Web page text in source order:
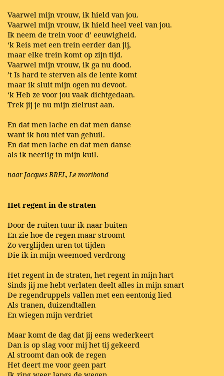
Vaarwel mijn vrouw, ik hield van jou.
Vaarwel mijn vrouw, ik hield heel veel van jou.
Ik neem de trein voor d’ eeuwigheid.
‘k Reis met een trein eerder dan jij,
maar elke trein komt op zijn tijd.
Vaarwel mijn vrouw, ik ga nu dood.
’t Is hard te sterven als de lente komt
maar ik sluit mijn ogen nu devoot.
‘k Heb ze voor jou vaak dichtgedaan.
Trek jij je nu mijn zielrust aan.
En dat men lache en dat men danse
want ik hou niet van gehuil.
En dat men lache en dat men danse
als ik neerlig in mijn kuil.
naar Jacques BREL, Le moribond
Het regent in de straten
Door de ruiten tuur ik naar buiten
En zie hoe de regen maar stroomt
Zo verglijden uren tot tijden
Die ik in mijn weemoed verdrong
Het regent in de straten, het regent in mijn hart
Sinds jij me hebt verlaten deelt alles in mijn smart
De regendruppels vallen met een eentonig lied
Als tranen, duizendtallen
En wiegen mijn verdriet
Maar komt de dag dat jij eens wederkeert
Dan is op slag voor mij het tij gekeerd
Al stroomt dan ook de regen
Het deert me voor geen part